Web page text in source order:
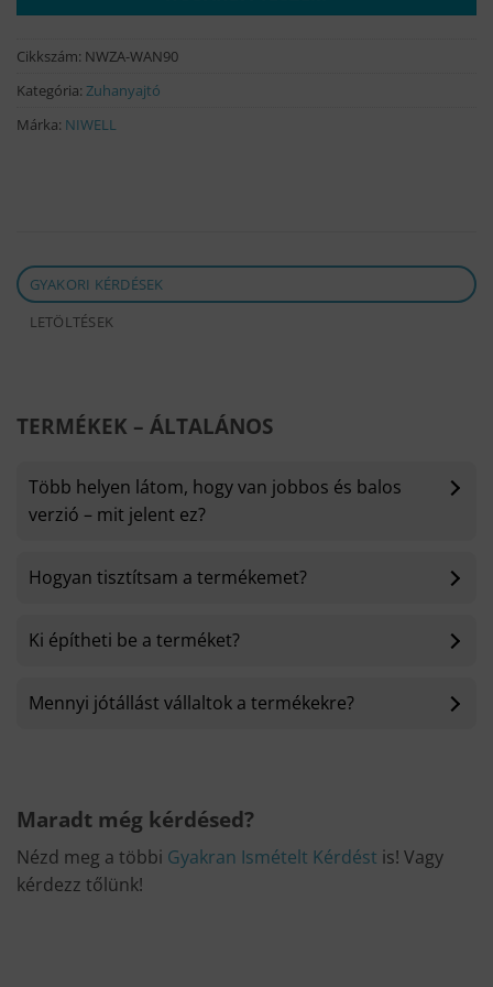
Cikkszám: NWZA-WAN90
Kategória: Zuhanyajtó
Márka: NIWELL
GYAKORI KÉRDÉSEK
LETÖLTÉSEK
TERMÉKEK – ÁLTALÁNOS
Több helyen látom, hogy van jobbos és balos
verzió – mit jelent ez?
Hogyan tisztítsam a termékemet?
Ki építheti be a terméket?
Mennyi jótállást vállaltok a termékekre?
Maradt még kérdésed?
Nézd meg a többi Gyakran Ismételt Kérdést is! Vagy
kérdezz tőlünk!